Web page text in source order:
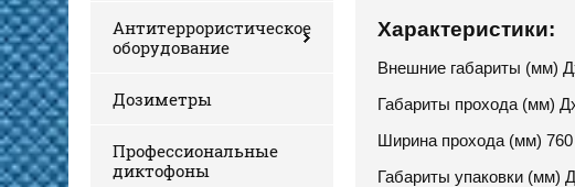
Антитеррористическое
оборудование
Дозиметры
Профессиональные
диктофоны
Характеристики:
Внешние габариты (мм)
Габариты прохода (мм)
Ширина прохода (мм) 760
Габариты упаковки (мм)